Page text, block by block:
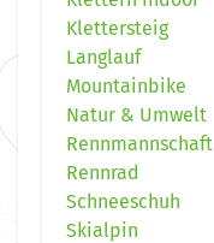
Klettersteig
Langlauf
Mountainbike
Natur & Umwelt
Rennmannschaft
Rennrad
Schneeschuh
Skialpin